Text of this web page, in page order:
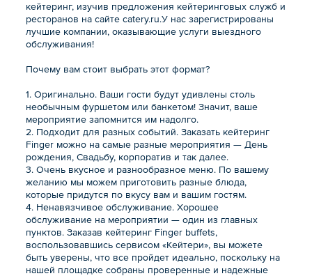
кейтеринг, изучив предложения кейтеринговых служб и
ресторанов на сайте catery.ru.У нас зарегистрированы
лучшие компании, оказывающие услуги выездного
обслуживания!
Почему вам стоит выбрать этот формат?
1. Оригинально. Ваши гости будут удивлены столь
необычным фуршетом или банкетом! Значит, ваше
мероприятие запомнится им надолго.
2. Подходит для разных событий. Заказать кейтеринг
Finger можно на самые разные мероприятия — День
рождения, Свадьбу, корпоратив и так далее.
3. Очень вкусное и разнообразное меню. По вашему
желанию мы можем приготовить разные блюда,
которые придутся по вкусу вам и вашим гостям.
4. Ненавязчивое обслуживание. Хорошее
обслуживание на мероприятии — один из главных
пунктов. Заказав кейтеринг Finger buffets,
воспользовавшись сервисом «Кейтери», вы можете
быть уверены, что все пройдет идеально, поскольку на
нашей площадке собраны проверенные и надежные